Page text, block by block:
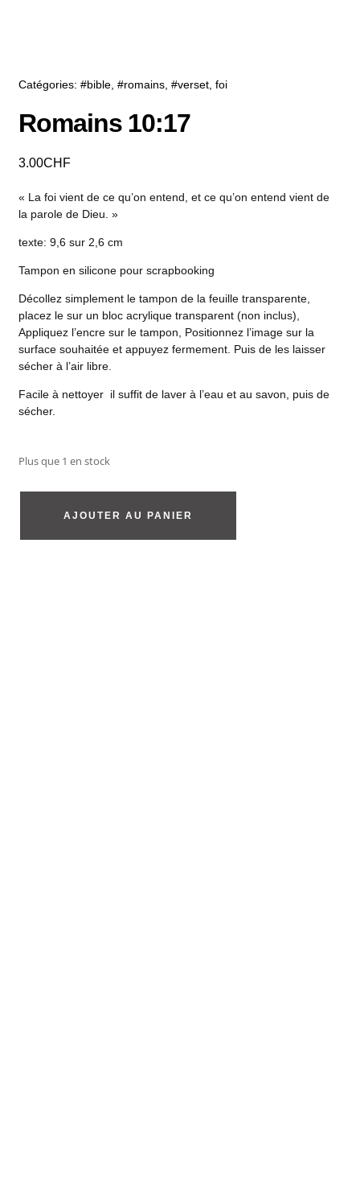
Catégories:#bible ,#romains ,#verset ,foi
Romains 10:17
3.00CHF
« La foi vient de ce qu’on entend, et ce qu’on entend vient de
la parole de Dieu. »
texte: 9,6 sur 2,6 cm
Tampon en silicone pour scrapbooking
Décollez simplement le tampon de la feuille transparente,
placez le sur un bloc acrylique transparent (non inclus),
Appliquez l’encre sur le tampon, Positionnez l’image sur la
surface souhaitée et appuyez fermement. Puis de les laisser
sécher à l’air libre.
Facile à nettoyer il suffit de laver à l’eau et au savon, puis de
sécher.
Plus que 1 en stock
AJOUTER AU PANIER